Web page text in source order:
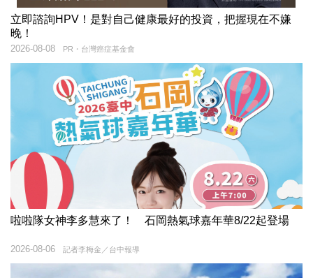
立即諮詢HPV！是對自己健康最好的投資，把握現在不嫌
晚！
PR・台灣癌症基金會
2026-08-08
啦啦隊女神李多慧來了！ 石岡熱氣球嘉年華8/22起登場
記者李梅金／台中報導
2026-08-06